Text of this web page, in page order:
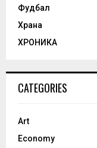
Фудбал
Храна
ХРОНИКА
CATEGORIES
Art
Economy